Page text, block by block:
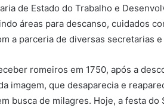
de Estado do Trabalho e
áreas para descanso, cuidados
a parceria de diversas secretarias
romeiros em 1750, após a
imagem, que desaparecia e
busca de milagres. Hoje, a festa do